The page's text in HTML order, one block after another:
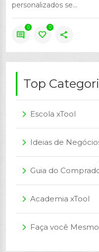
personalizados se...
comment
0
favorite
0
share
Top
arrow_forward_ios Escola xTool
arrow_forward_ios Ideias de
arrow_forward_ios Guia do
arrow_forward_ios Academia xTool
arrow_forward_ios Faça você Mesmo